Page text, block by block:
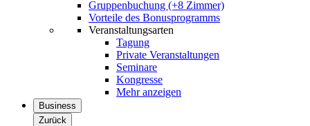
Gruppenbuchung (+8 Zimmer)
Vorteile des Bonusprogramms
Veranstaltungsarten
Tagung
Private Veranstaltungen
Seminare
Kongresse
Mehr anzeigen
Business
Zurück